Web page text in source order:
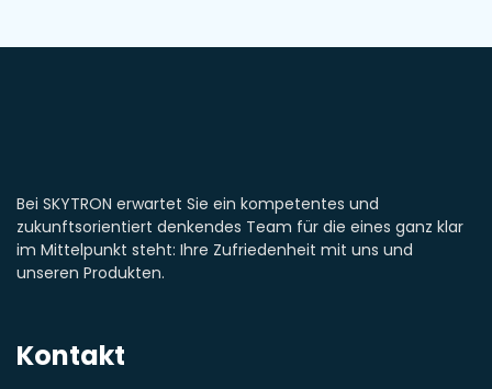
Bei SKYTRON erwartet Sie ein kompetentes und
zukunftsorientiert denkendes Team für die eines ganz klar
im Mittelpunkt steht: Ihre Zufriedenheit mit uns und
unseren Produkten.
Kontakt